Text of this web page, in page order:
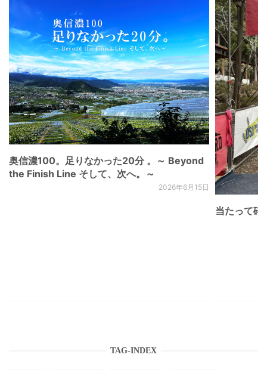
奥信濃100。足りなかった20分 。～ Beyond
the Finish Line そして、次へ。～
2026年6月15日
当たって砕
TAG-INDEX